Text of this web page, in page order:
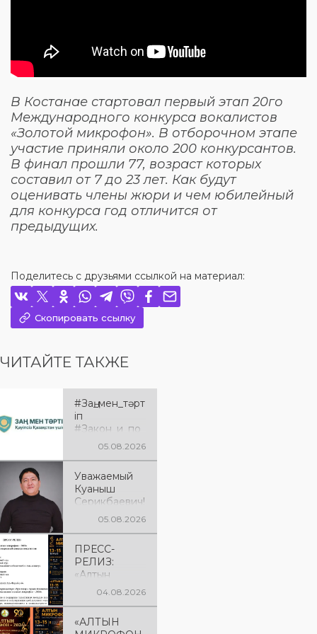
В Костанае стартовал первый этап 20го
Международного конкурса вокалистов
«Золотой микрофон». В отборочном этапе
участие приняли около 200 конкурсантов.
В финал прошли 77, возраст которых
составил от 7 до 23 лет. Как будут
оценивать члены жюри и чем юбилейный
для конкурса год отличится от
предыдущих.
Поделитесь с друзьями ссылкой на материал:
Скопировать ссылку
ЧИТАЙТЕ ТАКЖЕ
#Заң_мен_тәрт
іп
#Закон_и_по
рядок05.08.2026
Уважаемый
Куаныш
Серикбаевич!
От всей
Вас с днём
рождения!
05.08.2026
ПРЕСС-
РЕЛИЗ:
«Алтын
микрофон –
ный конкурс
04.08.2026
«АЛТЫН